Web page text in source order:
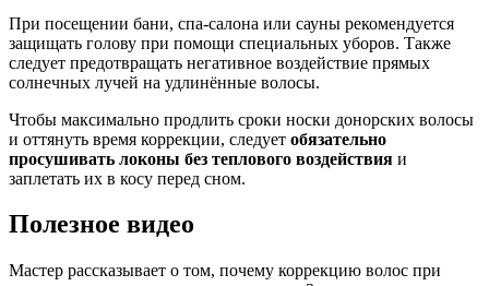
При посещении бани, спа-салона или сауны рекомендуется
защищать голову при помощи специальных уборов. Также
следует предотвращать негативное воздействие прямых
солнечных лучей на удлинённые волосы.
Чтобы максимально продлить сроки носки донорских волосы
и оттянуть время коррекции, следует обязательно
просушивать локоны без теплового воздействия и
заплетать их в косу перед сном.
Полезное видео
Мастер рассказывает о том, почему коррекцию волос при